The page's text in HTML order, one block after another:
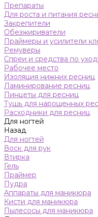
Препараты
Для роста и питания
Закрепители
Обезжириватели
Праймеры и усилители
Ремуверы
Спреи и средства по
Рабочее место
Изоляция нижних ресниц
Ламинирование ресниц
Пинцеты для ресниц
Тушь для нарощенных
Расходники для ресниц
Для ногтей
Назад
Для ногтей
Воск для рук
Втирка
Гель
Праймер
Пудра
Аппараты для маникюра
Кисти для маникюра
Пылесосы для маникюра